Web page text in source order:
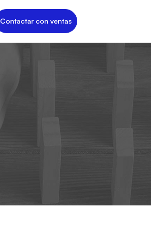
Contactar con ventas